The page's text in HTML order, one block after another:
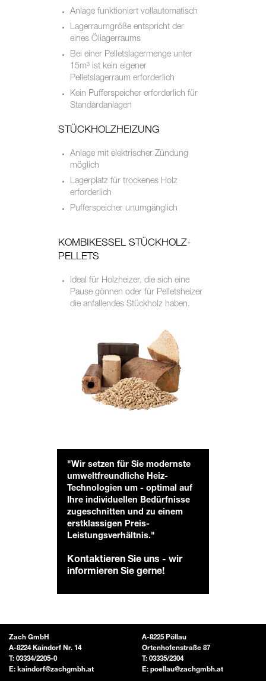
Anlage funktioniert vollautomatisch
Lagerraumgröße entspricht der
eines Öllagerraums
Bei einer Pelletslagermenge unter
15m³ ist kein eigener
Pelletslagerraum erforderlich
Kein Pufferspeicher erforderlich für
Standardanlagen
STÜCKHOLZHEIZUNG
Anlage mit elektrischer Zündung
möglich
Lagerplatz für trockenes Holz
erforderlich
Pufferspeicher unumgänglich
KOMBIKESSEL STÜCKHOLZ-
PELLETS
Ideal für Holzheizer, die sich eine
Pause gönnen oder für Pelletsheizer
die anfallendes Stückholz haben.
"Wir setzen für Sie modernste
umweltfreundliche Heiz-
Technologien um - optimal auf
Ihre individuellen Bedürfnisse
zugeschnitten und zu einem
erstklassigen Preis-
Leistungsverhältnis."
Kontaktieren Sie uns - wir
informieren Sie gerne!
Zach GmbH
A-8224 Kaindorf Nr. 14
T: 03334/2205-0
E: kaindorf@zachgmbh.at
A-8225 Pöllau
Ortenhofenstraße 87
T: 03335/2304
E: poellau@zachgmbh.at